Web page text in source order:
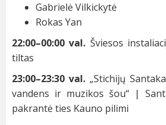
Gabrielė Vilkickytė
Rokas Yan
22:00–00:00 val. Šviesos
tiltas
23:00–23:30 val.„Stichijų
vandens ir muzikos šou“ |
pakrantė ties Kauno pilimi